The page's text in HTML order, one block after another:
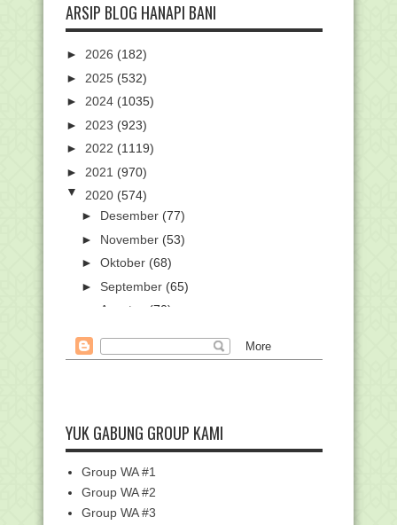
ARSIP BLOG HANAPI BANI
► 2026 (182)
► 2025 (532)
► 2024 (1035)
► 2023 (923)
► 2022 (1119)
► 2021 (970)
▼ 2020 (574)
► Desember (77)
► November (53)
► Oktober (68)
► September (65)
Agustus
(70)
►Juni(3)
▼Maret(24)
Kemenag: UN dan UAMBN Madrasah
Empat Tahapan Pemilihan Ditunda
ASN Kemenag Wajib Kerja di Rumah,
YUK GABUNG GROUP KAMI
Group WA #1
Group WA #2
Group WA #3